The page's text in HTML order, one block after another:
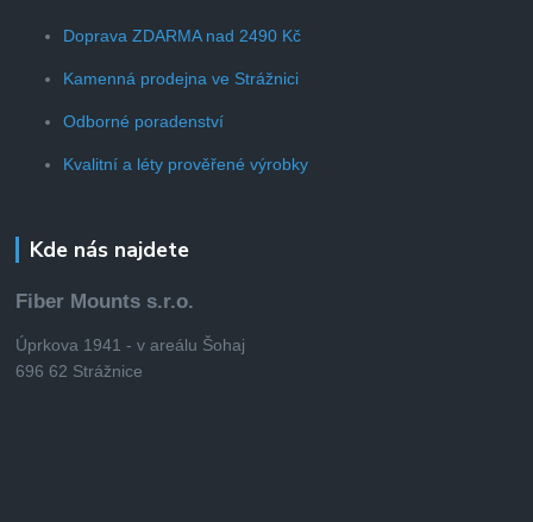
Doprava ZDARMA nad 2490 Kč
Kamenná prodejna ve Strážnici
Odborné poradenství
Kvalitní a léty prověřené výrobky
Kde nás najdete
Fiber Mounts s.r.o.
Úprkova 1941 - v areálu Šohaj
696 62 Strážnice